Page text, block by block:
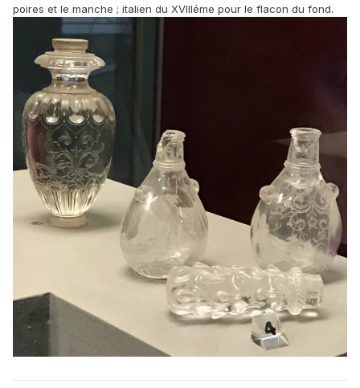
poires et le manche ; italien du XVIIIéme pour le flacon du fond.